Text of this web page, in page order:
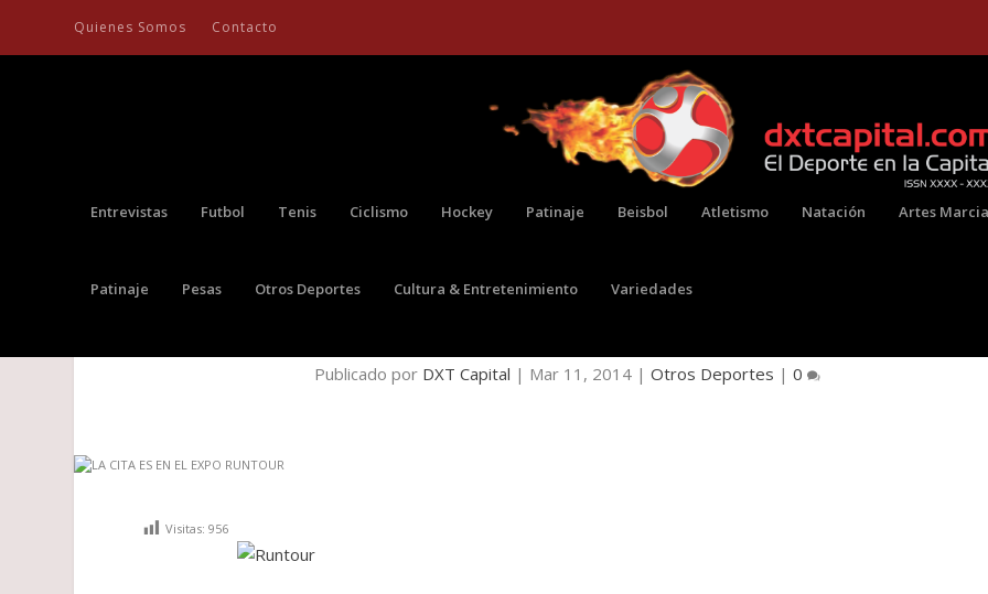
Quienes Somos Contacto
Entrevistas Futbol Tenis Ciclismo Hockey Patinaje Beisbol Atletismo Natación Artes
Patinaje Pesas Otros Deportes Cultura & Entretenimiento Variedades
Publicado por DXT Capital | Mar 11, 2014 |Otros Deportes |0
Visitas: 956